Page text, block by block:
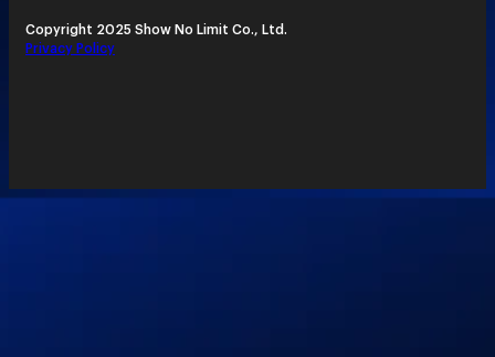
Copyright 2025 Show No Limit Co., Ltd.
Privacy Policy